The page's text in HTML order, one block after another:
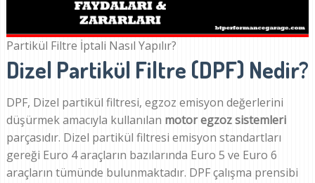
Partikül Filtre İptali Nasıl Yapılır?
Dizel Partikül Filtre (DPF) Nedir?
DPF, Dizel partikül filtresi, egzoz emisyon değerlerini
düşürmek amacıyla kullanılan motor egzoz sistemleri
parçasıdır. Dizel partikül filtresi emisyon standartları
gereği Euro 4 araçların bazılarında Euro 5 ve Euro 6
araçların tümünde bulunmaktadır. DPF çalışma prensibi